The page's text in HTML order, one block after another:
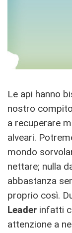
Le api hanno
nostro
a recuperare
alveari.
mondo
nettare; nulla
abbastanza
proprio così.
Leader infatti
attenzione a